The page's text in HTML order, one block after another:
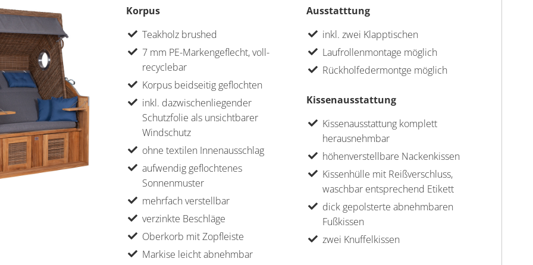
Korpus
Teakholz brushed
7 mm PE-Markengeflecht, voll-
recyclebar
Korpus beidseitig geflochten
inkl. dazwischenliegender
Schutzfolie als unsichtbarer
Windschutz
ohne textilen Innenausschlag
aufwendig geflochtenes
Sonnenmuster
mehrfach verstellbar
verzinkte Beschläge
Oberkorb mit Zopfleiste
Markise leicht abnehmbar
Ausstatttung
inkl. zwei Klapptischen
Laufrollenmontage möglich
Rückholfedermontge möglich
Kissenausstattung
Kissenausstattung komplett
herausnehmbar
höhenverstellbare Nackenkissen
Kissenhülle mit Reißverschluss,
waschbar entsprechend Etikett
dick gepolsterte abnehmbaren
Fußkissen
zwei Knuffelkissen